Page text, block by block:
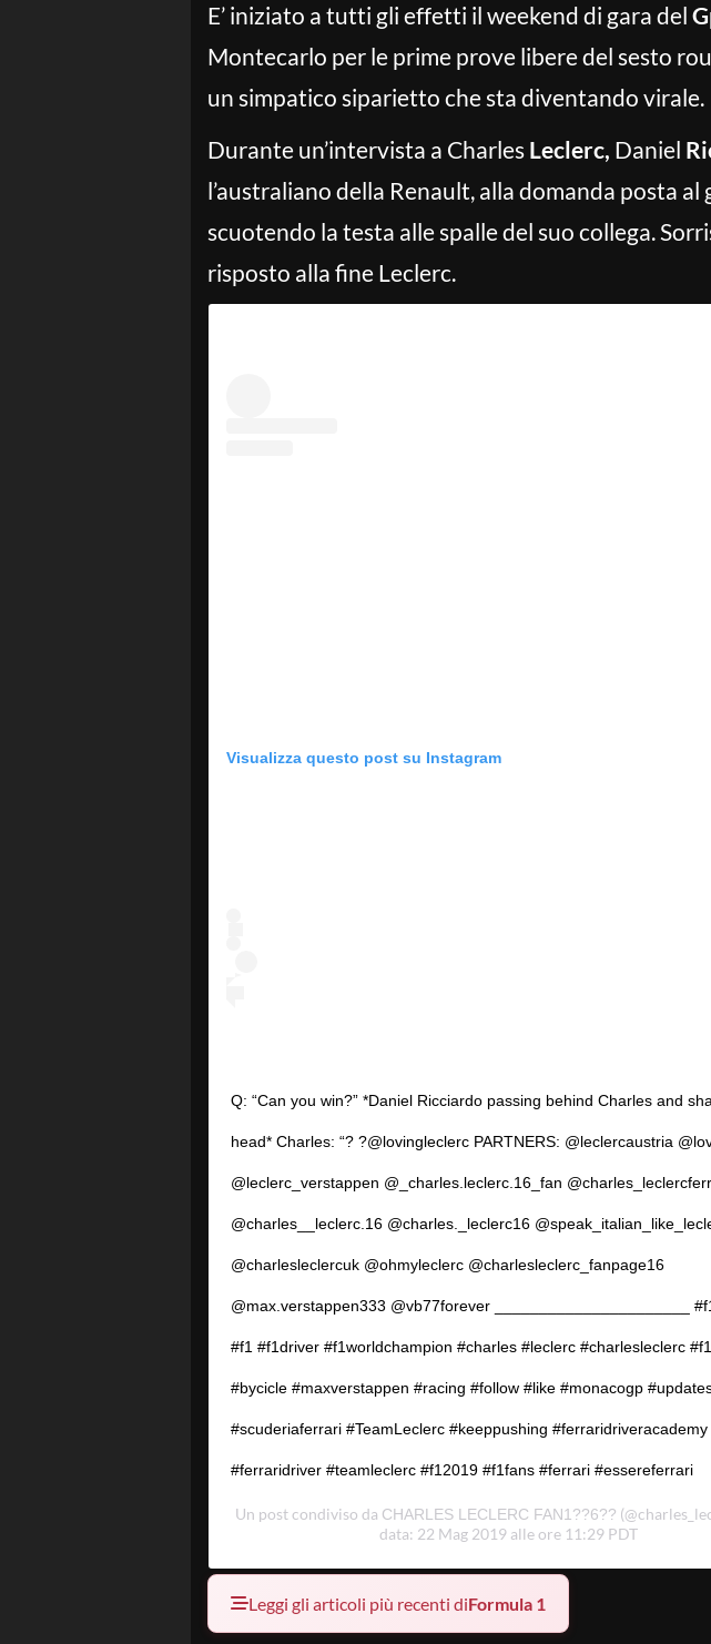
E’ iniziato a tutti gli effetti il weekend di gara del
Montecarlo per le prime prove libere del sesto
un simpatico siparietto che sta diventando virale.
Durante un’intervista a Charles Leclerc, Daniel
l’australiano della Renault, alla domanda posta al
scuotendo la testa alle spalle del suo collega.
risposto alla fine Leclerc.
Visualizza questo post su Instagram
Q: “Can you win?” *Daniel Ricciardo passing behind Charles and
head* Charles: “? ?@lovingleclerc PARTNERS: @leclercaustria
@leclerc_verstappen @_charles.leclerc.16_fan
@charles__leclerc.16 @charles._leclerc16
@charlesleclercuk @ohmyleclerc @charlesleclerc_fanpage16
@max.verstappen333 @vb77forever ______________________
#f1 #f1driver #f1worldchampion #charles #leclerc #charlesleclerc
#bycicle #maxverstappen #racing #follow #like #monacogp
#scuderiaferrari #TeamLeclerc #keeppushing #ferraridriveracademy
#ferraridriver #teamleclerc #f12019 #f1fans #ferrari #essereferrari
Un post condiviso da CHARLES LECLERC FAN1??6??
data: 22 Mag 2019 alle ore 11:29 PDT
Leggi gli articoli più recenti diFormula 1